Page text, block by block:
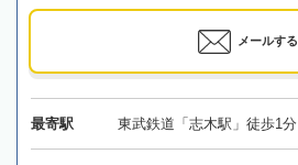
メールする
最寄駅 東武鉄道「志木駅」徒歩1分